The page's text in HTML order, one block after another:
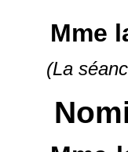
Mme
(La